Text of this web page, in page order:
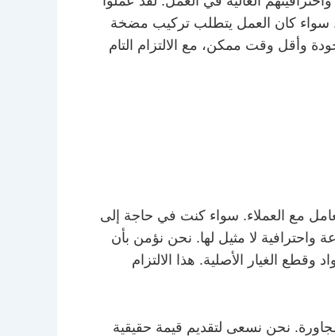
سواء كان العمل يتطلب تركيب مضخة
وأقل وقت ممكن، مع الالتزام التام
مع العملاء. سواء كنت في حاجة إلى
واحترافية لا مثيل لها. نحن نؤمن بأن
الغيار الأصلية. هذا الالتزام
نحن نسعى لتقديم قيمة حقيقية